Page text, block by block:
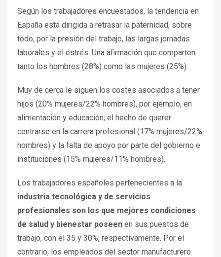
Según los trabajadores encuestados, la tendencia en
España está dirigida a retrasar la paternidad, sobre
todo, por la presión del trabajo, las largas jornadas
laborales y el estrés. Una afirmación que comparten
tanto los hombres (28%) como las mujeres (25%).
Muy de cerca le siguen los costes asociados a tener
hijos (20% mujeres/22% hombres), por ejemplo, en
alimentación y educación; el hecho de querer
centrarse en la carrera profesional (17% mujeres/22%
hombres) y la falta de apoyo por parte del gobierno e
instituciones (15% mujeres/11% hombres).
Los trabajadores españoles pertenecientes a la
industria tecnológica y de servicios
profesionales son los que mejores condiciones
de salud y bienestar poseen en sus puestos de
trabajo, con el 35 y 30%, respectivamente. Por el
contrario, los empleados del sector manufacturero